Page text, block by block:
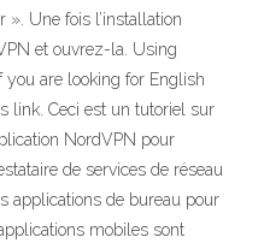
Une fois l’installation
et ouvrez-la. Using
are looking for English
link. Ceci est un tutoriel sur
NordVPN pour
de services de réseau
applications de bureau pour
mobiles sont